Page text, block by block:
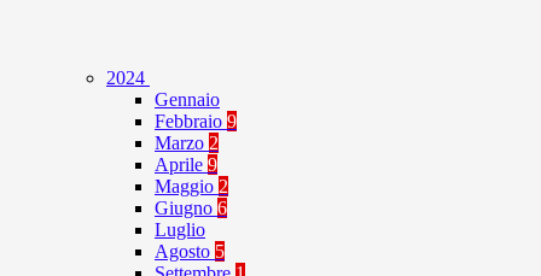
2024
Gennaio
Febbraio 9
Marzo 2
Aprile 9
Maggio 2
Giugno 6
Luglio
Agosto 5